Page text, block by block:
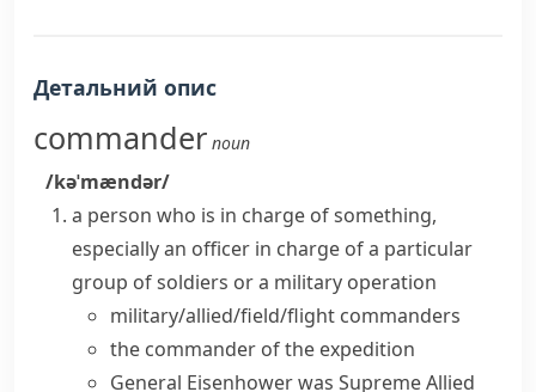
Детальний опис
commander noun
/kəˈmændər/
a person who is in charge of something,
especially an officer in charge of a particular
group of soldiers or a military operation
military/allied/field/flight commanders
the commander of the expedition
General Eisenhower was Supreme Allied